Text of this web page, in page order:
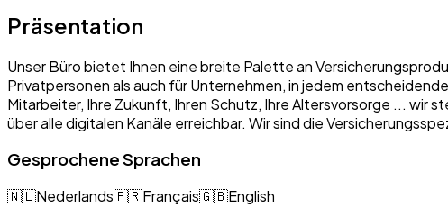
Präsentation
Unser Büro bietet Ihnen eine breite Palette an
Privatpersonen als auch für Unternehmen, in jedem
Mitarbeiter, Ihre Zukunft, Ihren Schutz, Ihre Altersvorsorge ... wir
über alle digitalen Kanäle erreichbar. Wir sind die
Gesprochene Sprachen
🇳🇱Nederlands🇫🇷Français🇬🇧English